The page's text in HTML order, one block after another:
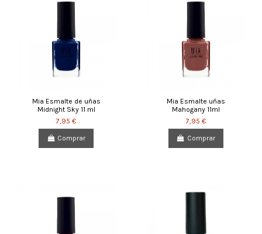
Mia Esmalte de uñas
Midnight Sky 11 ml
7,95 €
Comprar
Mia Esmalte uñas
Mahogany 11ml
7,95 €
Comprar